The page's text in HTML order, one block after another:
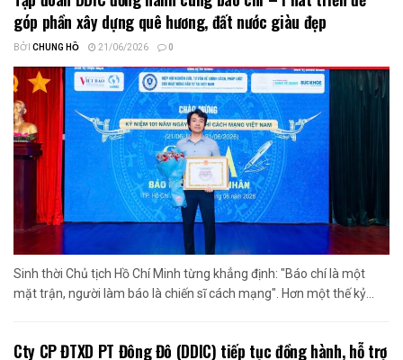
góp phần xây dựng quê hương, đất nước giàu đẹp
BỞI CHUNG HỒ 21/06/2026 0
Sinh thời Chủ tịch Hồ Chí Minh từng khẳng định: "Báo chí là một
mặt trận, người làm báo là chiến sĩ cách mạng". Hơn một thế kỷ...
Cty CP ĐTXD PT Đông Đô (DDIC) tiếp tục đồng hành, hỗ trợ